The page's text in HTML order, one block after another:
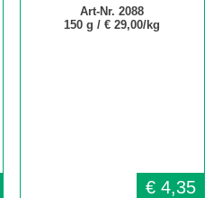
Art-Nr. 2088
150 g /€ 29,00/kg
€ 4,35